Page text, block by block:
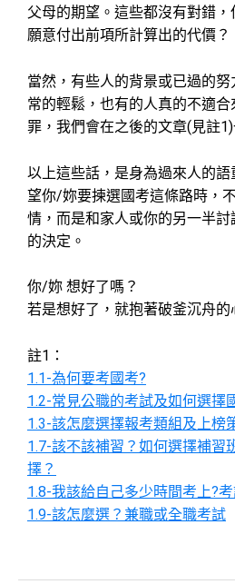
父母的期望。這些都沒有對錯
願意付出前項所計算出的代價？
當然，有些人的背景或已過的
常的輕鬆，也有的人真的不適
罪，我們會在之後的文章(見註1)
以上這些話，是身為過來人的
望你/妳要揀選國考這條路時，
情，而是和家人或你的另一半
的決定。
你/妳 想好了嗎？
若是想好了，就抱著破釜沉舟
註1：
1.1-為何要考國考?
1.2-常見公職的考試及如何選擇
1.3-該怎麼選擇報考類組及上榜
1.7-該不該補習？如何選擇補習
擇？
1.8-我該給自己多少時間考上?
1.9-該怎麼選？兼職或全職考試